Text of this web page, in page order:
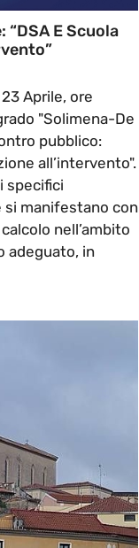
E Scuola
23 Aprile, ore
"Solimena-De
pubblico:
all’intervento".
specifici
si manifestano con
nell’ambito
adeguato, in